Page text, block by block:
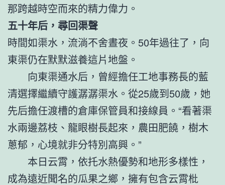
那跨越時空而來的精力偉力。
五十年后，尋回渠聲
時間如渠水，流淌不舍晝夜。50年過往了，向
東渠仍在默默滋養這片地盤。
向東渠通水后，曾經擔任工地事務長的藍
清選擇繼續守護潺潺渠水。從25歲到50歲，她
先后擔任渡槽的倉庫保管員和接線員。“看著渠
水兩邊荔枝、龍眼樹長起來，農田肥饒，樹木
蔥郁，心境就非分特別高興。”
本日云霄，依托水熱優勢和地形多樣性，
成為遠近聞名的瓜果之鄉，擁有包含云霄枇